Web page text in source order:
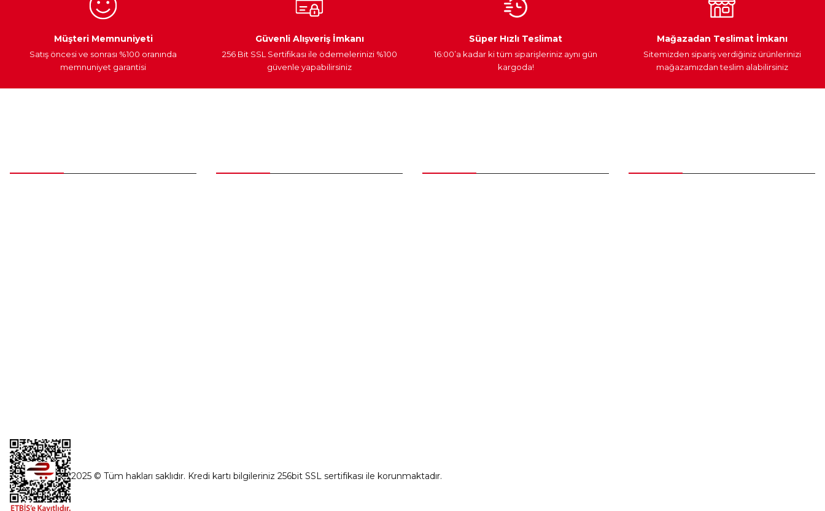
Egzoz Sistemi Ateşleme Sistemi Araç Farları Yedek Parça
Müşteri Memnuniyeti
Satış öncesi ve sonrası %100 oranında
memnuniyet garantisi
Güvenli Alışveriş İmkanı
256 Bit SSL Sertifikası ile ödemelerinizi %100
güvenle yapabilirsiniz
Süper Hızlı Teslimat
16:00’a kadar ki tüm siparişleriniz aynı gün
kargoda!
Mağazadan Teslimat İmkanı
Sitemizden sipariş verdiğiniz ürünlerinizi
mağazamızdan teslim alabilirsiniz
2025 © Tüm hakları saklıdır. Kredi kartı bilgileriniz 256bit SSL sertifikası ile korunmaktadır.